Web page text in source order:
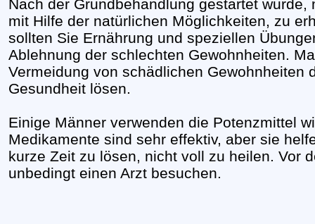
Nach der Grundbehandlung gestartet
mit Hilfe der natürlichen Möglichkeiten, zu
sollten Sie Ernährung und speziellen
Ablehnung der schlechten Gewohnheiten.
Vermeidung von schädlichen Gewohnheiten
Gesundheit lösen.
Einige Männer verwenden die Potenzmittel
Medikamente sind sehr effektiv, aber sie
kurze Zeit zu lösen, nicht voll zu heilen. Vor
unbedingt einen Arzt besuchen.